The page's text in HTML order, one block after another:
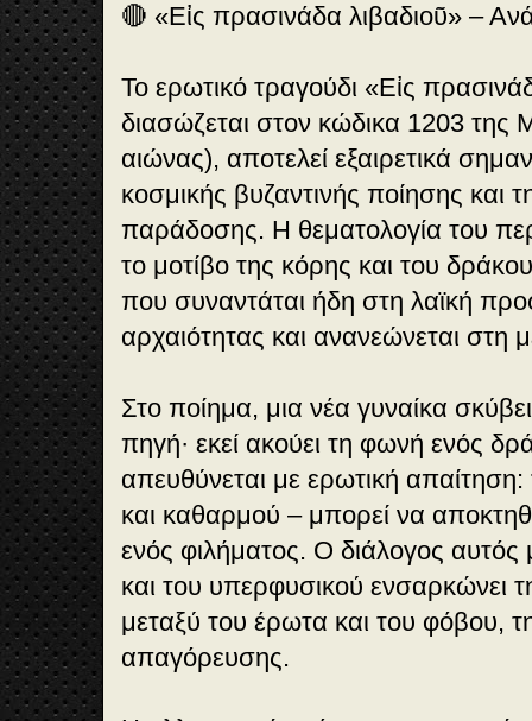
🔴 «Εἰς πρασινάδα λιβαδιοῦ» –
Το ερωτικό τραγούδι «Εἰς
διασώζεται στον κώδικα 1203 της
αιώνας), αποτελεί εξαιρετικά
κοσμικής βυζαντινής ποίησης και
παράδοσης. Η θεματολογία του
το μοτίβο της κόρης και του
που συναντάται ήδη στη λαϊκή
αρχαιότητας και ανανεώνεται στη
Στο ποίημα, μια νέα γυναίκα
πηγή· εκεί ακούει τη φωνή ενός
απευθύνεται με ερωτική απαίτηση:
και καθαρμού – μπορεί να
ενός φιλήματος. Ο διάλογος
και του υπερφυσικού ενσαρκώνει
μεταξύ του έρωτα και του φόβου,
απαγόρευσης.